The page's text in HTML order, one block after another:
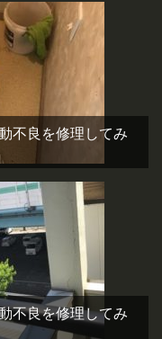
不良を修理してみ
不良を修理してみ